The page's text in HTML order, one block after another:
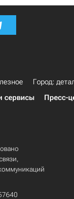
Город:
сервисы Пресс-